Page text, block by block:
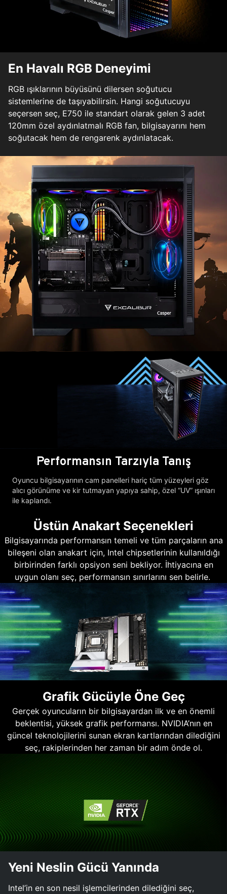
En Havalı RGB Deneyimi
RGB ışıklarının büyüsünü dilersen soğutucu
sistemlerine de taşıyabilirsin. Hangi soğutucuyu
seçersen seç, E750 ile standart olarak gelen 3 adet
120mm özel aydınlatmalı RGB fan, bilgisayarını hem
soğutacak hem de rengarenk aydınlatacak.
Performansın Tarzıyla Tanış
Oyuncu bilgisayarının cam panelleri hariç tüm yüzeyleri göz
alıcı görünüme ve kir tutmayan yapıya sahip, özel “UV” ışınları
ile kaplandı.
Üstün Anakart Seçenekleri
Bilgisayarında performansın temeli ve tüm parçaların ana
bileşeni olan anakart için, Intel chipsetlerinin kullanıldığı
birbirinden farklı opsiyon seni bekliyor. İhtiyacına en
uygun olanı seç, performansın sınırlarını sen belirle.
Grafik Gücüyle Öne Geç
Gerçek oyuncuların bir bilgisayardan ilk ve en önemli
beklentisi, yüksek grafik performansı. NVIDIA’nın en
güncel teknolojilerini sunan ekran kartlarından dilediğini
seç, rakiplerinden her zaman bir adım önde ol.
Yeni Neslin Gücü Yanında
Intel’in en son nesil işlemcilerinden dilediğini seç,